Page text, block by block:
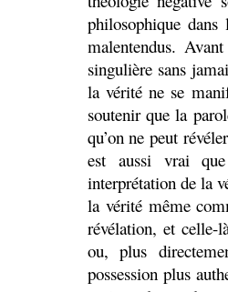
philosophique
malentendus.
singulière sans
la vérité ne se
soutenir que la
qu’on ne peut
est aussi vrai
interprétation de la
la vérité même
révélation, et celle-
ou, plus
possession plus